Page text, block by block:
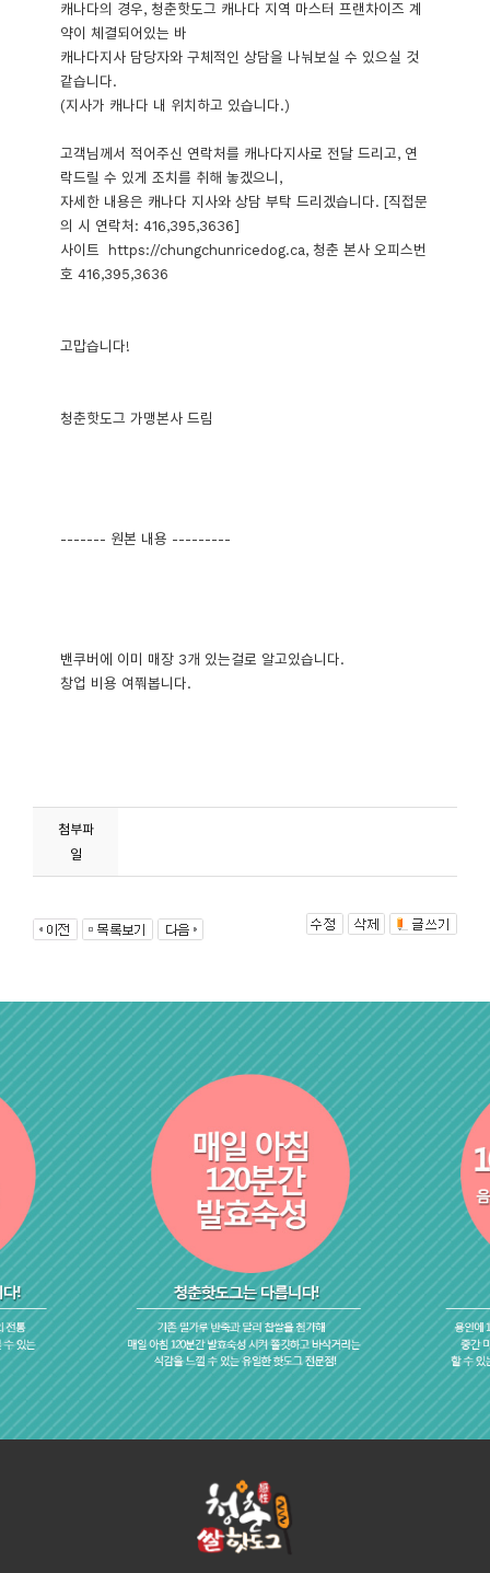
캐나다의 경우, 청춘핫도그 캐나다 지역 마스터 프랜차이즈 계
약이 체결되어있는 바
캐나다지사 담당자와 구체적인 상담을 나눠보실 수 있으실 것
같습니다.
(지사가 캐나다 내 위치하고 있습니다.)
고객님께서 적어주신 연락처를 캐나다지사로 전달 드리고, 연
락드릴 수 있게 조치를 취해 놓겠으니,
자세한 내용은 캐나다 지사와 상담 부탁 드리겠습니다. [직접문
의 시 연락처: 416,395,3636]
사이트 https://chungchunricedog.ca, 청춘 본사 오피스번
호 416,395,3636
고맙습니다!
청춘핫도그 가맹본사 드림
------- 원본 내용 ---------
밴쿠버에 이미 매장 3개 있는걸로 알고있습니다.
창업 비용 여쭤봅니다.
첨부파
일